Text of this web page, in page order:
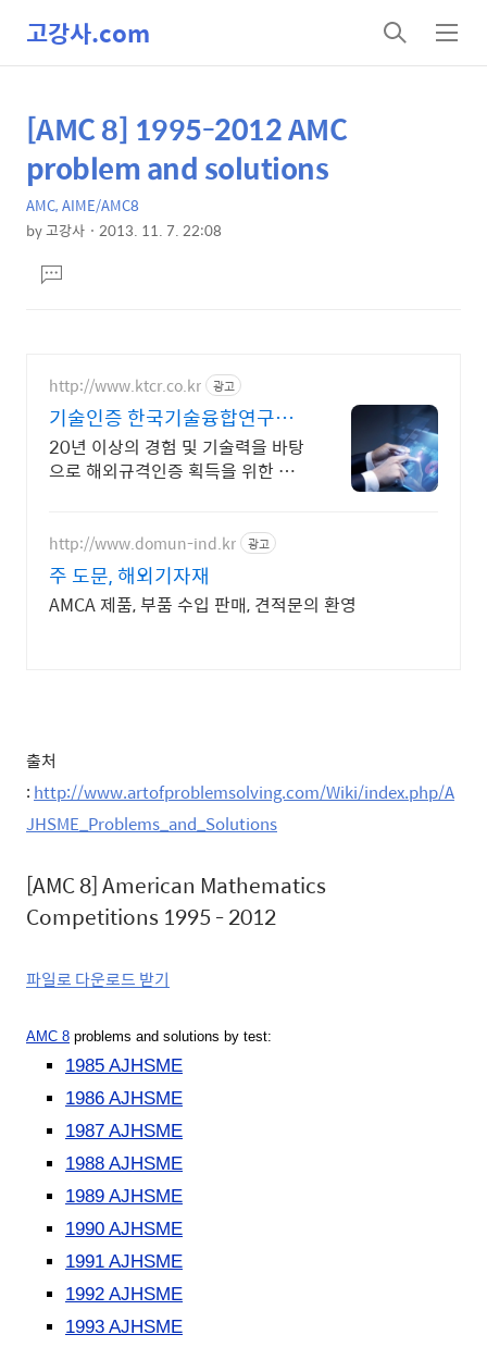
고강사.com
검
색
메
뉴
상
세
컨
텐
본
문
제
목
[AMC 8] 1995-2012 AMC
problem and solutions
AMC, AIME/AMC8
by고강사 2013. 11. 7. 22:08
문댓
글
http://www.ktcr.co.kr 광고
기술인증 한국기술융합연구소
고객의 이익과 혜택을 우선!
20년 이상의 경험 및 기술력을 바탕
으로 해외규격인증 획득을 위한 최
http://www.domun-ind.kr 광고
주 도문, 해외기자재
AMCA 제품, 부품 수입 판매, 견적문의 환영
출처
: http://www.artofproblemsolving.com/Wiki/index.php/A
JHSME_Problems_and_Solutions
[AMC 8] American Mathematics
Competitions 1995 - 2012
파일로 다운로드 받기
AMC 8 problems and solutions by test:
1985 AJHSME
1986 AJHSME
1987 AJHSME
1988 AJHSME
1989 AJHSME
1990 AJHSME
1991 AJHSME
1992 AJHSME
1993 AJHSME